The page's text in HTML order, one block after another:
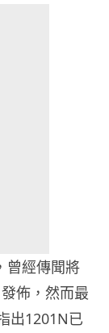
曾經傳聞將
佈，然而最
出1201N已